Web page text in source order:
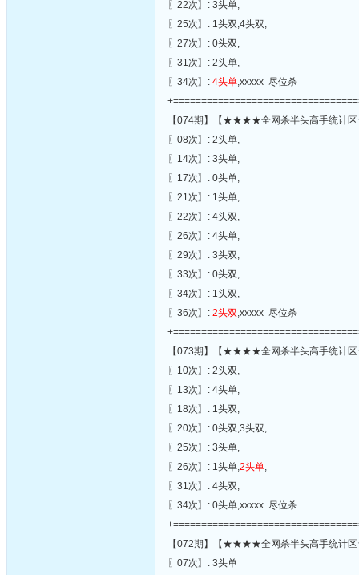
〖22次〗: 3头单,
〖25次〗: 1头双,4头双,
〖27次〗: 0头双,
〖31次〗: 2头单,
〖34次〗: 4头单,xxxxx 尽位杀
【074期】【★★★★全网杀半头高手统计
〖08次〗: 2头单,
〖14次〗: 3头单,
〖17次〗: 0头单,
〖21次〗: 1头单,
〖22次〗: 4头双,
〖26次〗: 4头单,
〖29次〗: 3头双,
〖33次〗: 0头双,
〖34次〗: 1头双,
〖36次〗: 2头双,xxxxx 尽位杀
【073期】【★★★★全网杀半头高手统计
〖10次〗: 2头双,
〖13次〗: 4头单,
〖18次〗: 1头双,
〖20次〗: 0头双,3头双,
〖25次〗: 3头单,
〖26次〗: 1头单,2头单,
〖31次〗: 4头双,
〖34次〗: 0头单,xxxxx 尽位杀
【072期】【★★★★全网杀半头高手统计
〖07次〗: 3头单